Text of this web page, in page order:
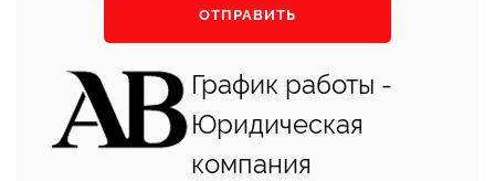
График работы -
Юридическая
компания